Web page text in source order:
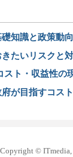
知識と政策動向
たいリスクと
ト・収益性の
が目指すコス
Copyright © ITmedia,